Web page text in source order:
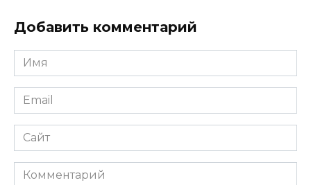
Добавить комментарий
Имя
*
Email
*
Сайт
Комментарий